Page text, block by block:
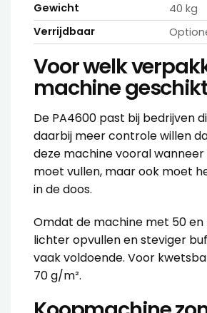
Gewicht
40 kg
Verrijdbaar
Voor welk
machine
De PA4600 past bij bedrijven
daarbij meer controle willen
deze machine vooral
moet vullen, maar ook moet
in de doos.
Omdat de machine met 50 en
lichter opvullen en steviger
vaak voldoende. Voor
70 g/m².